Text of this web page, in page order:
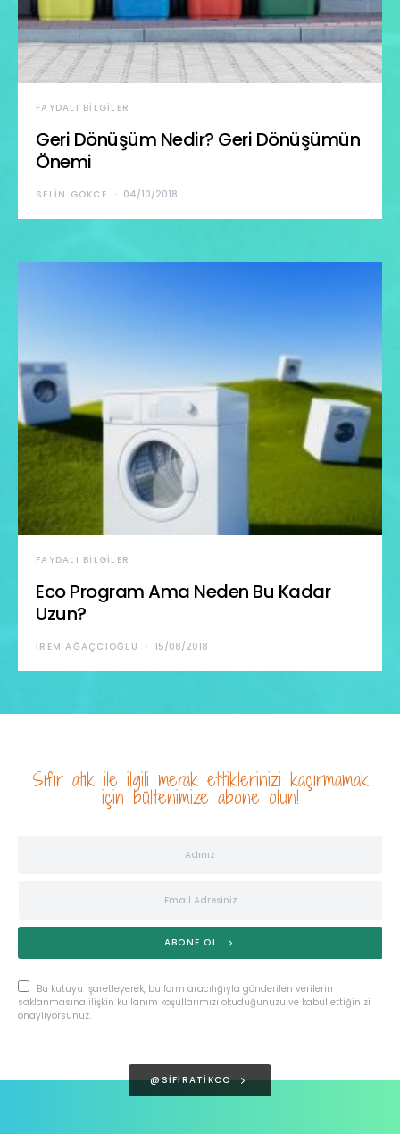
FAYDALI BILGILER
Geri Dönüşüm Nedir? Geri Dönüşümün
Önemi
SELIN GOKCE 04/10/2018
FAYDALI BILGILER
Eco Program Ama Neden Bu Kadar
Uzun?
İREM AĞAÇCIOĞLU 15/08/2018
Sıfır atık ile ilgili merak ettiklerinizi kaçırmamak
için bültenimize abone olun!
ABONE OL
Bu kutuyu işaretleyerek, bu form aracılığıyla gönderilen verilerin
saklanmasına ilişkin kullanım koşullarımızı okuduğunuzu ve kabul ettiğinizi
onaylıyorsunuz.
@SIFIRATIKCO